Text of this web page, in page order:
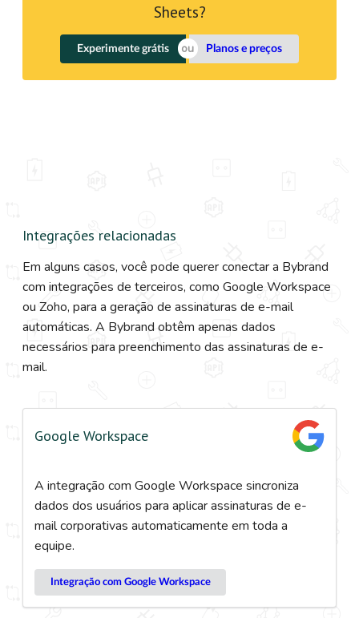
Sheets?
Experimente grátis Planos e preços
Integrações relacionadas
Em alguns casos, você pode querer conectar a Bybrand
com integrações de terceiros, como Google Workspace
ou Zoho, para a geração de assinaturas de e-mail
automáticas. A Bybrand obtêm apenas dados
necessários para preenchimento das assinaturas de e-
mail.
Google Workspace
A integração com Google Workspace sincroniza
dados dos usuários para aplicar assinaturas de e-
mail corporativas automaticamente em toda a
equipe.
Integração com Google Workspace